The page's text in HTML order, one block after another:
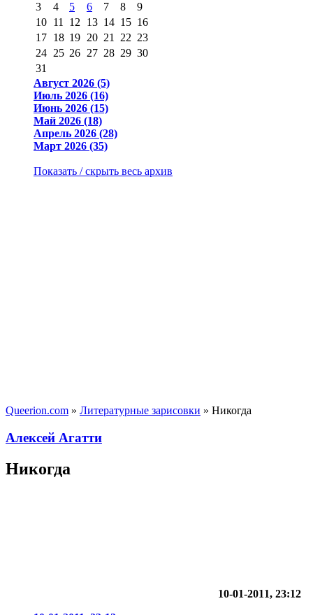
3
4 5 6 7 8
9
10 11 12 13 14 15 16
17 18 19 20 21 22 23
24 25 26 27 28 29 30
31
Август 2026 (5)
Июль 2026 (16)
Июнь 2026 (15)
Май 2026 (18)
Апрель 2026 (28)
Март 2026 (35)
Показать / скрыть весь архив
Queerion.com » Литературные зарисовки » Никогда
Алексей Агатти
Никогда
10-01-2011, 23:12